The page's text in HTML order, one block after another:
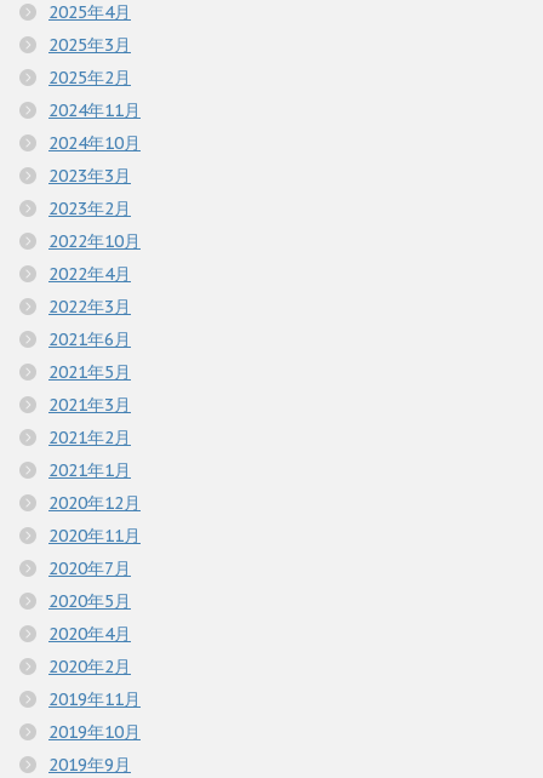
2025年4月
2025年3月
2025年2月
2024年11月
2024年10月
2023年3月
2023年2月
2022年10月
2022年4月
2022年3月
2021年6月
2021年5月
2021年3月
2021年2月
2021年1月
2020年12月
2020年11月
2020年7月
2020年5月
2020年4月
2020年2月
2019年11月
2019年10月
2019年9月